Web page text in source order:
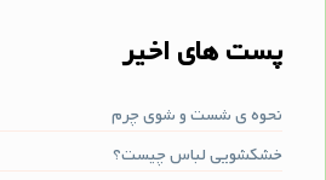
پست های اخیر
نحوه ی شست و شوی چرم
خشکشویی لباس چیست؟